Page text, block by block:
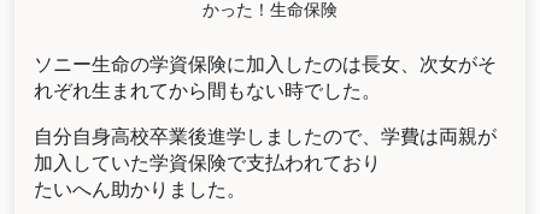
かった！生命保険
ソニー生命の学資保険に加入したのは長女、次女がそ
れぞれ生まれてから間もない時でした。
自分自身高校卒業後進学しましたので、学費は両親が
加入していた学資保険で支払われており
たいへん助かりました。